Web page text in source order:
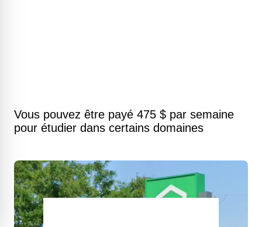
Vous pouvez être payé 475 $ par semaine
pour étudier dans certains domaines